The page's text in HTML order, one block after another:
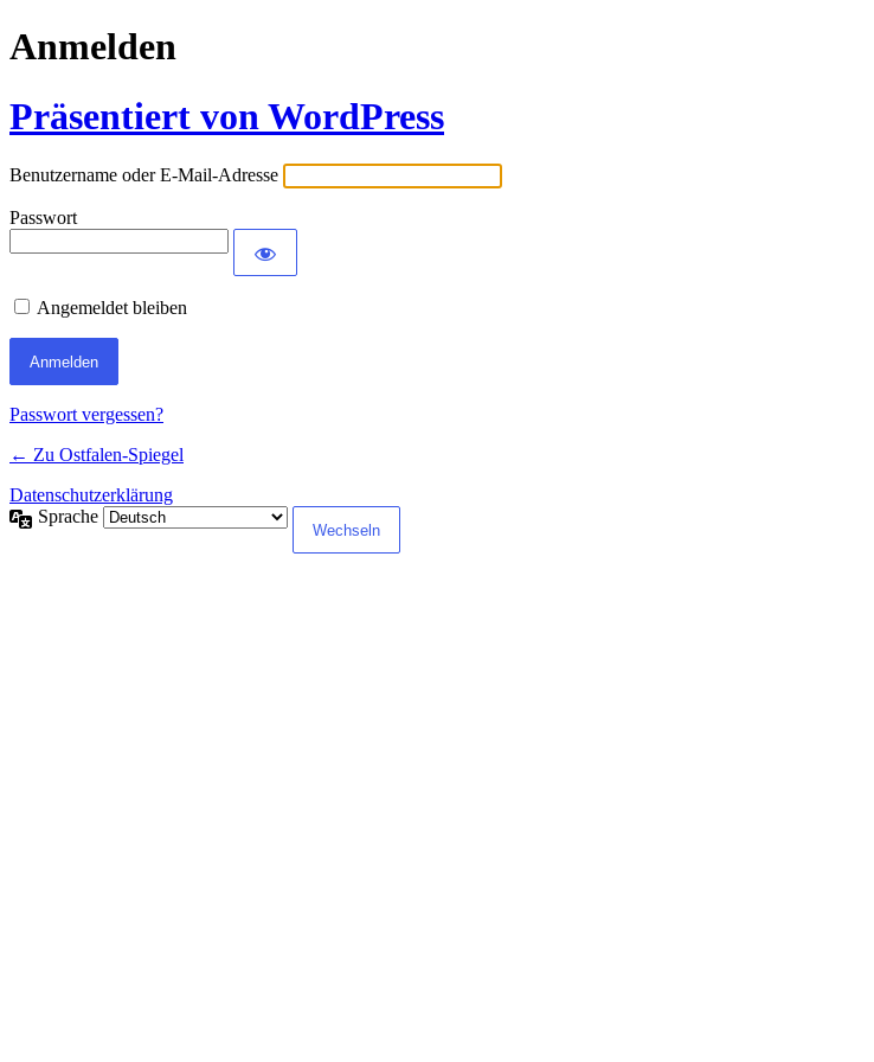
Anmelden
Präsentiert von WordPress
Benutzername oder E-Mail-Adresse
Passwort
Angemeldet bleiben
Passwort vergessen?
← Zu Ostfalen-Spiegel
Datenschutzerklärung
Sprache